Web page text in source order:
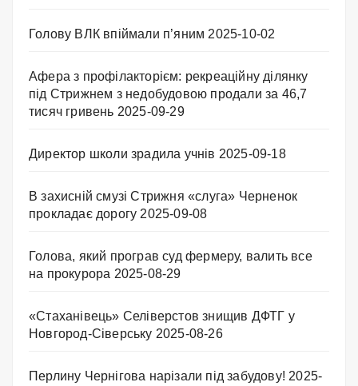
Голову ВЛК впіймали п’яним 2025-10-02
Афера з профілакторієм: рекреаційну ділянку
під Стрижнем з недобудовою продали за 46,7
тисяч гривень 2025-09-29
Директор школи зрадила учнів 2025-09-18
В захисній смузі Стрижня «слуга» Черненок
прокладає дорогу 2025-09-08
Голова, який програв суд фермеру, валить все
на прокурора 2025-08-29
«Стаханівець» Селіверстов знищив ДФТГ у
Новгород-Сіверську 2025-08-26
Перлину Чернігова нарізали під забудову! 2025-